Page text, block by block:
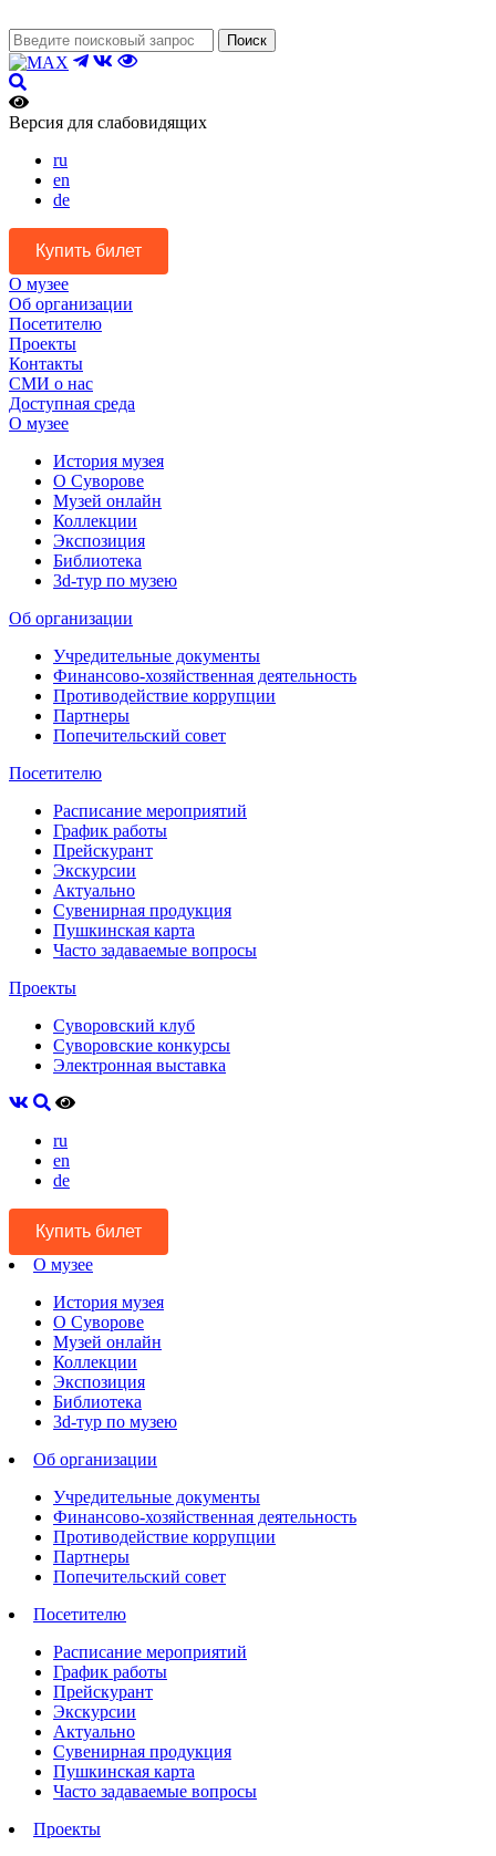
Поиск
Версия для слабовидящих
ru
en
de
Купить билет
О музее
Об организации
Посетителю
Проекты
Контакты
СМИ о нас
Доступная среда
О музее
История музея
О Суворове
Музей онлайн
Коллекции
Экспозиция
Библиотека
3d-тур по музею
Об организации
Учредительные документы
Финансово-хозяйственная деятельность
Противодействие коррупции
Партнеры
Попечительский совет
Посетителю
Расписание мероприятий
График работы
Прейскурант
Экскурсии
Актуально
Сувенирная продукция
Пушкинская карта
Часто задаваемые вопросы
Проекты
Суворовский клуб
Суворовские конкурсы
Электронная выставка
ru
en
de
Купить билет
О музее
История музея
О Суворове
Музей онлайн
Коллекции
Экспозиция
Библиотека
3d-тур по музею
Об организации
Учредительные документы
Финансово-хозяйственная деятельность
Противодействие коррупции
Партнеры
Попечительский совет
Посетителю
Расписание мероприятий
График работы
Прейскурант
Экскурсии
Актуально
Сувенирная продукция
Пушкинская карта
Часто задаваемые вопросы
Проекты